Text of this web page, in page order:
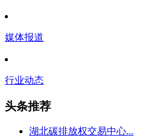
媒体报道
行业动态
头条推荐
湖北碳排放权交易中心...